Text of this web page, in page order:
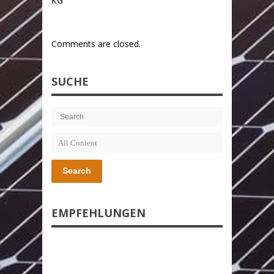
Comments are closed.
SUCHE
Search
EMPFEHLUNGEN